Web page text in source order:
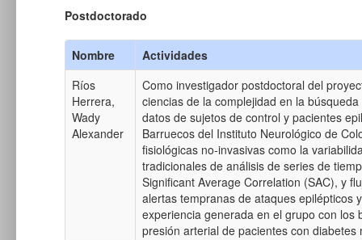
Postdoctorado
Nombre
Actividades
Ríos
Herrera,
Wady
Alexander
Como investigador postdoctoral del
ciencias de la complejidad en la
datos de sujetos de control y pacientes
Barruecos del Instituto Neurológico de
fisiológicas no-invasivas como la
tradicionales de análisis de series de
Significant Average Correlation (SAC), y
alertas tempranas de ataques epilépticos
experiencia generada en el grupo con
presión arterial de pacientes con diabetes